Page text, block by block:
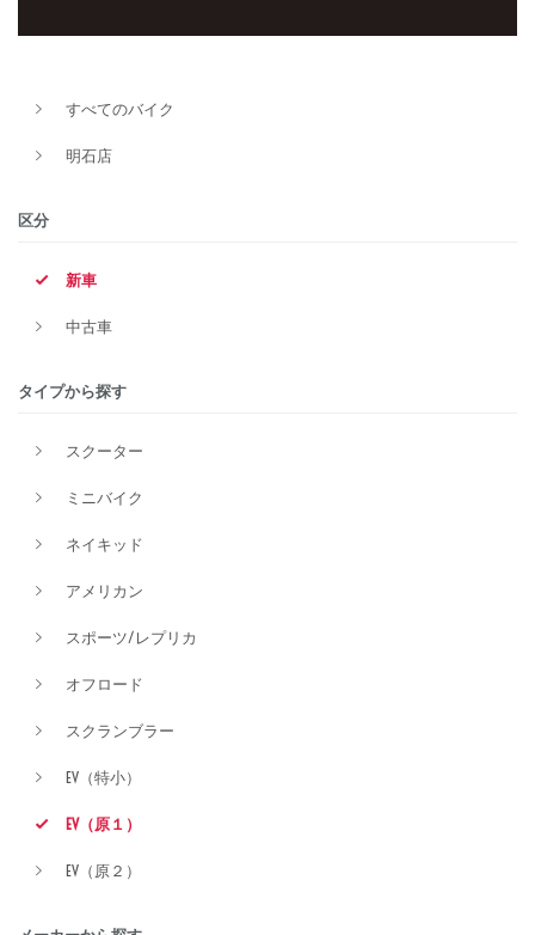
すべてのバイク
明石店
区分
新車
中古車
タイプから探す
スクーター
ミニバイク
ネイキッド
アメリカン
スポーツ/レプリカ
オフロード
スクランブラー
EV（特小）
EV（原１）
EV（原２）
新車
タイプ
価格